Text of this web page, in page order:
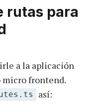
rutas para
a la aplicación
micro frontend.
así: